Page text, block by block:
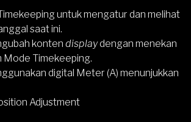
untuk mengatur dan melihat
saat ini.
konten displaydengan menekan
Mode Timekeeping.
digital Meter (A) menunjukkan
Adjustment